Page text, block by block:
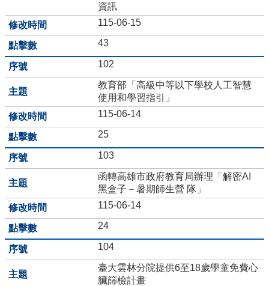
資
訊
及
總
量
管
制
法
力
宇
教
育
平
台
正
常
教
學
自
資訊
115-06-15
43
102
教育部「高級中等以下學校人工智慧
使用和學習指引」
115-06-14
25
103
函轉高雄市政府教育局辦理「解密AI
黑盒子－暑期師生營 隊」
115-06-14
24
104
臺大雲林分院提供6至18歲學童免費心
臟篩檢計畫